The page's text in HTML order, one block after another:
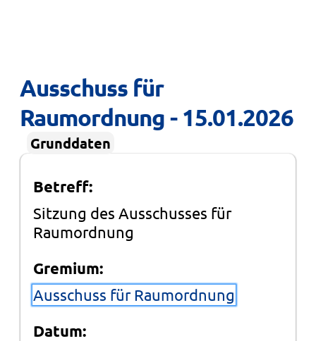
Ausschuss für
Raumordnung - 15.01.2026
Grunddaten
Betreff:
Sitzung des Ausschusses für
Raumordnung
Gremium:
Ausschuss für Raumordnung
Datum: